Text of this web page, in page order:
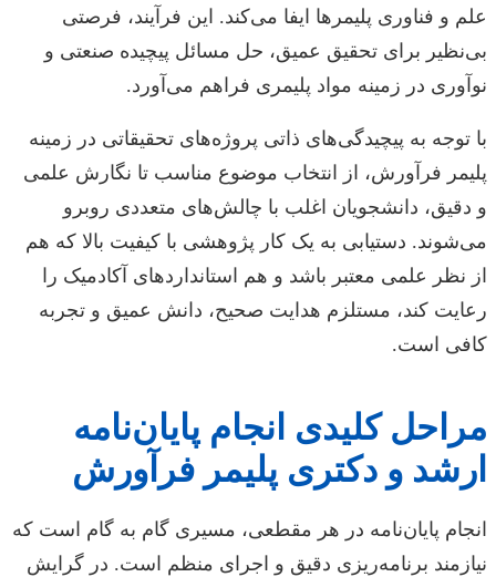
علم و فناوری پلیمرها ایفا می‌کند. این فرآیند، فرصتی
بی‌نظیر برای تحقیق عمیق، حل مسائل پیچیده صنعتی و
نوآوری در زمینه مواد پلیمری فراهم می‌آورد.
با توجه به پیچیدگی‌های ذاتی پروژه‌های تحقیقاتی در زمینه
پلیمر فرآورش، از انتخاب موضوع مناسب تا نگارش علمی
و دقیق، دانشجویان اغلب با چالش‌های متعددی روبرو
می‌شوند. دستیابی به یک کار پژوهشی با کیفیت بالا که هم
از نظر علمی معتبر باشد و هم استانداردهای آکادمیک را
رعایت کند، مستلزم هدایت صحیح، دانش عمیق و تجربه
کافی است.
مراحل کلیدی انجام پایان‌نامه
ارشد و دکتری پلیمر فرآورش
انجام پایان‌نامه در هر مقطعی، مسیری گام به گام است که
نیازمند برنامه‌ریزی دقیق و اجرای منظم است. در گرایش